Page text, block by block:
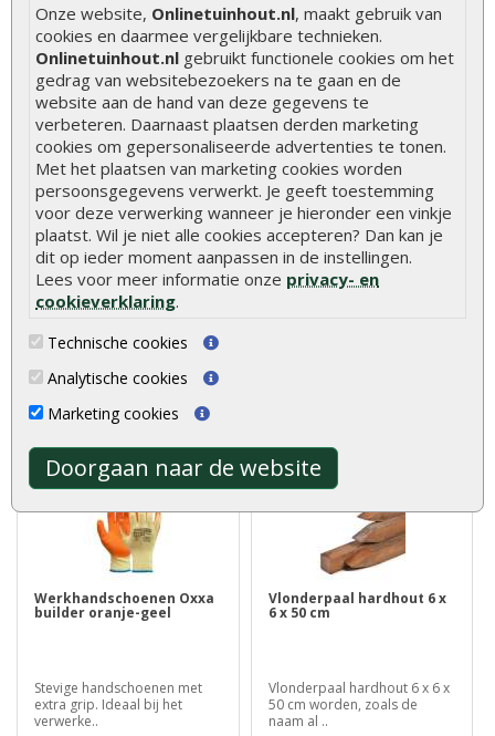
Onze website, Onlinetuinhout.nl, maakt gebruik van
cookies en daarmee vergelijkbare technieken.
Onlinetuinhout.nl gebruikt functionele cookies om het
gedrag van websitebezoekers na te gaan en de
website aan de hand van deze gegevens te
verbeteren. Daarnaast plaatsen derden marketing
cookies om gepersonaliseerde advertenties te tonen.
Met het plaatsen van marketing cookies worden
persoonsgegevens verwerkt. Je geeft toestemming
voor deze verwerking wanneer je hieronder een vinkje
plaatst. Wil je niet alle cookies accepteren? Dan kan je
dit op ieder moment aanpassen in de instellingen.
Lees voor meer informatie onze privacy- en
cookieverklaring.
Technische cookies
Analytische cookies
Marketing cookies
Doorgaan naar de website
Geef beoordeling
Aanbevolen producten
Schroeven RVS 4 x 30 mm
torx (per 200 stuks)
RVS schroeven gebruikt u in
hardh..
€ 13,85
Asfaltnagels verzonken 3
x 15 mm (per zak)
Werkhandschoenen Oxxa
builder oranje-geel
Stevige handschoenen met
extra grip. Ideaal bij het
verwerke..
Vlonderpaal hardhout 6 x
6 x 50 cm
Vlonderpaal hardhout 6 x 6 x
50 cm worden, zoals de
naam al ..